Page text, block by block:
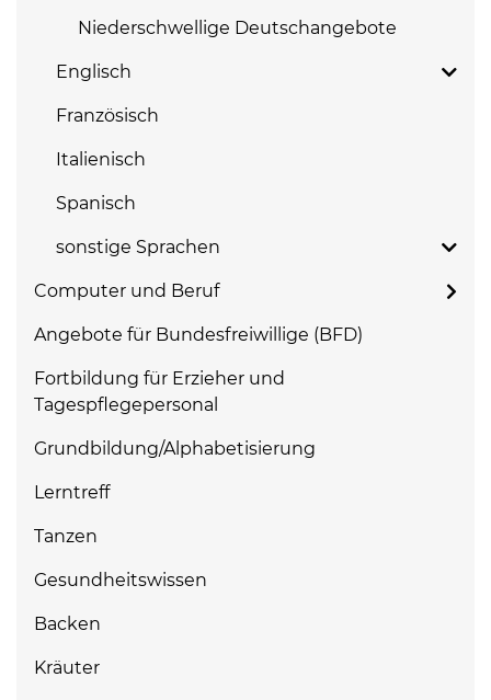
Niederschwellige Deutschangebote
Englisch
Französisch
Italienisch
Spanisch
sonstige Sprachen
Computer und Beruf
Angebote für Bundesfreiwillige (BFD)
Fortbildung für Erzieher und
Tagespflegepersonal
Grundbildung/Alphabetisierung
Lerntreff
Tanzen
Gesundheitswissen
Backen
Kräuter